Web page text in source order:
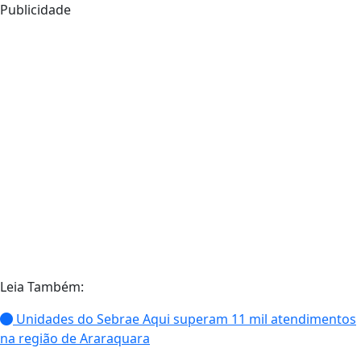
Publicidade
Leia Também:
Unidades do Sebrae Aqui superam 11 mil atendimentos
na região de Araraquara